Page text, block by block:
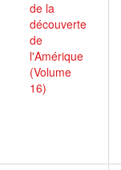
de la
découverte
de
l'Amérique
(Volume
16)